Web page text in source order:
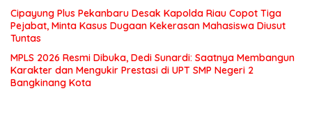
Cipayung Plus Pekanbaru Desak Kapolda Riau Copot Tiga
Pejabat, Minta Kasus Dugaan Kekerasan Mahasiswa Diusut
Tuntas
MPLS 2026 Resmi Dibuka, Dedi Sunardi: Saatnya Membangun
Karakter dan Mengukir Prestasi di UPT SMP Negeri 2
Bangkinang Kota